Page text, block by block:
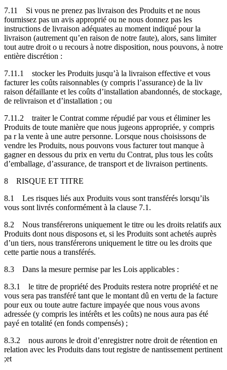
7.11
Si vous ne prenez pas livraison des Produits et ne nous
fournissez pas un avis approprié ou ne nous donnez pas les
instructions de livraison adéquates au moment indiqué pour la
livraison (autrement qu’en raison de notre faute), alors, sans limiter
tout autre droit o u recours à notre disposition, nous pouvons, à notre
entière discrétion :
7.11.1
stocker les Produits jusqu’à la livraison effective et vous
facturer les coûts raisonnables (y compris l’assurance) de la liv
raison défaillante et les coûts d’installation abandonnés, de stockage,
de relivraison et d’installation ; ou
7.11.2
traiter le Contrat comme répudié par vous et éliminer les
Produits de toute manière que nous jugeons appropriée, y compris
pa r la vente à une autre personne. Lorsque nous choisissons de
vendre les Produits, nous pouvons vous facturer tout manque à
gagner en dessous du prix en vertu du Contrat, plus tous les coûts
d’emballage, d’assurance, de transport et de livraison pertinents.
8
RISQUE ET TITRE
8.1
Les risques liés aux Produits vous sont transférés lorsqu’ils
vous sont livrés conformément à la clause 7.1.
8.2
Nous transférerons uniquement le titre ou les droits relatifs aux
Produits dont nous disposons et, si les Produits sont achetés auprès
d’un tiers, nous transférerons uniquement le titre ou les droits que
cette partie nous a transférés.
8.3
Dans la mesure permise par les Lois applicables :
8.3.1
le titre de propriété des Produits restera notre propriété et ne
vous sera pas transféré tant que le montant dû en vertu de la facture
pour eux ou toute autre facture impayée que nous vous avons
adressée (y compris les intérêts et les coûts) ne nous aura pas été
payé en totalité (en fonds compensés) ;
8.3.2
nous aurons le droit d’enregistrer notre droit de rétention en
relation avec les Produits dans tout registre de nantissement pertinent
;et